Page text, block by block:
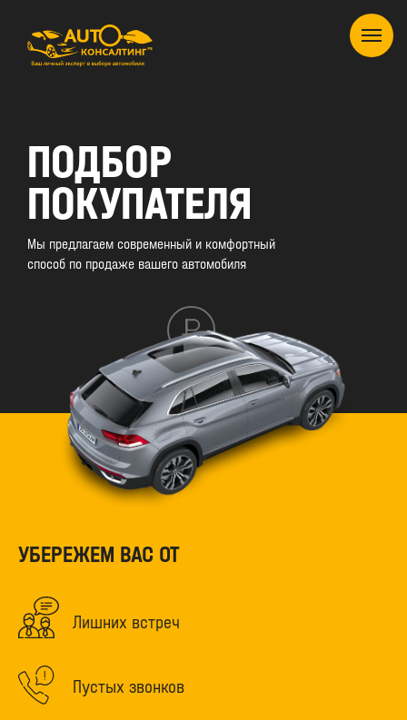
ПОДБОР
ПОКУПАТЕЛЯ
Мы предлагаем современный и комфортный
способ по продаже вашего автомобиля
Лишних встреч
УБЕРЕЖЕМ ВАС ОТ
Пустых звонков